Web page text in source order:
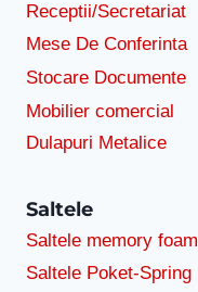
Receptii/Secretariat
Mese De Conferinta
Stocare Documente
Mobilier comercial
Dulapuri Metalice
Saltele
Saltele memory foam
Saltele Poket-Spring